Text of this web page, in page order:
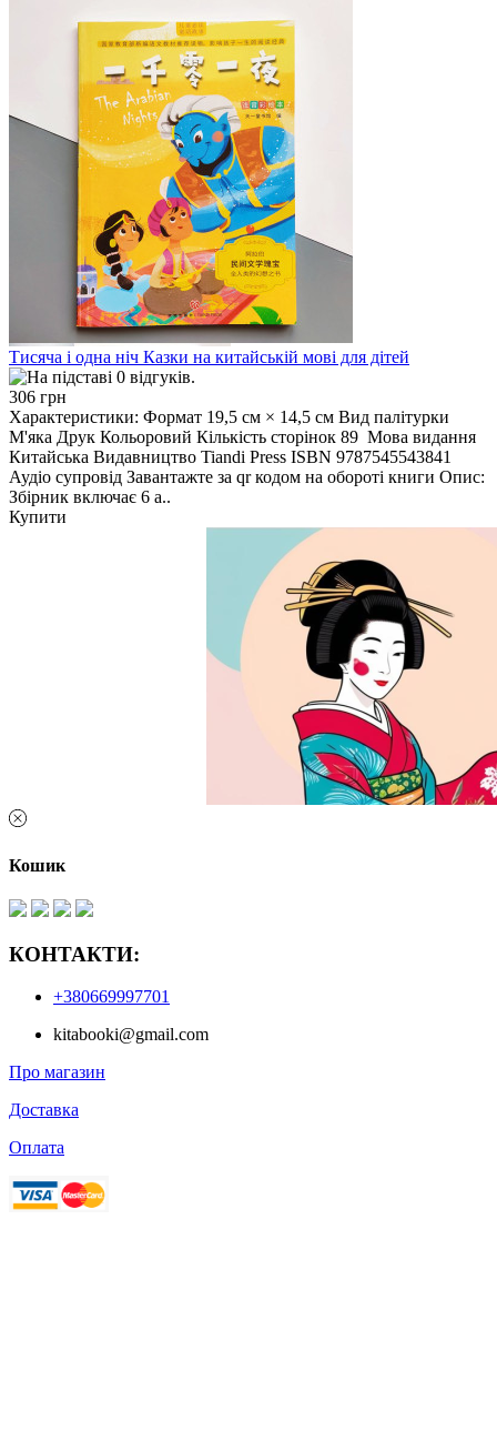
Тисяча і одна ніч Казки на китайській мові для дітей
306 грн
Характеристики: Формат 19,5 см × 14,5 см Вид палітурки
М'яка Друк Кольоровий Кількість сторінок 89 Мова видання
Китайська Видавництво Tiandi Press ISBN 9787545543841
Аудіо супровід Завантажте за qr кодом на обороті книги Опис:
Збірник включає 6 а..
Купити
Кошик
КОНТАКТИ:
+380669997701
kitabooki@gmail.com
Про магазин
Доставка
Оплата